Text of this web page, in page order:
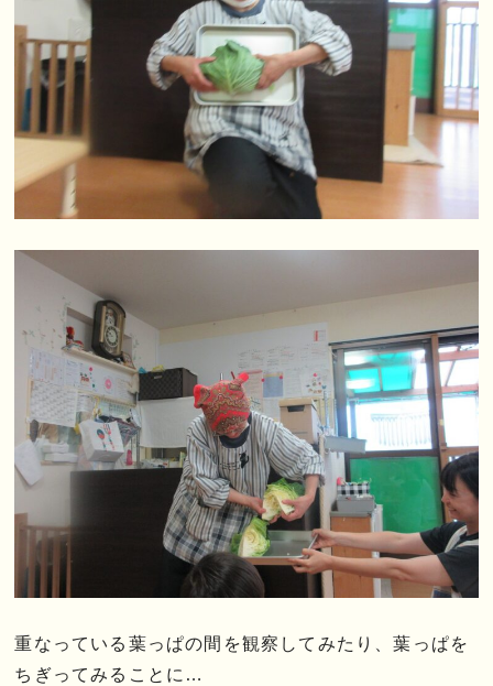
重なっている葉っぱの間を観察してみたり、葉っぱを
ちぎってみることに…